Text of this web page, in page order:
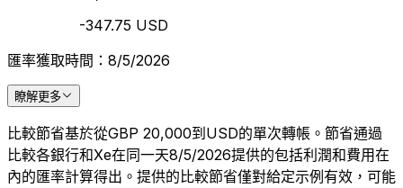
-347.75 USD
匯率獲取時間：8/5/2026
瞭解更多
比較節省基於從GBP 20,000到USD的單次轉帳。節省通過
比較各銀行和Xe在同一天8/5/2026提供的包括利潤和費用在
內的匯率計算得出。提供的比較節省僅對給定示例有效，可能